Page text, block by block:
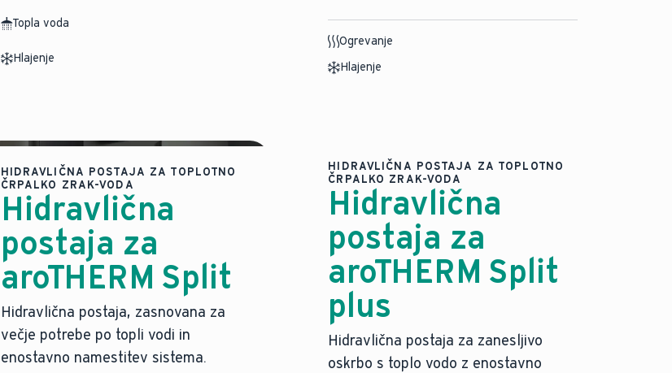
Topla voda
Hlajenje
Ogrevanje
Hlajenje
HIDRAVLIČNA POSTAJA ZA TOPLOTNO
ČRPALKO ZRAK-VODA
Hidravlična
postaja za
aroTHERM Split
Hidravlična postaja, zasnovana za
večje potrebe po topli vodi in
enostavno namestitev sistema.
HIDRAVLIČNA POSTAJA ZA TOPLOTNO
ČRPALKO ZRAK-VODA
Hidravlična
postaja za
aroTHERM Split
plus
Hidravlična postaja za zanesljivo
oskrbo s toplo vodo z enostavno